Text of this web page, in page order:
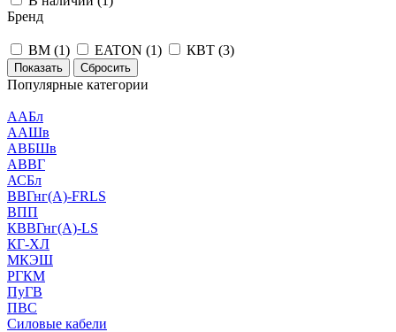
Бренд
BM (1) EATON (1) КВТ (3)
Сбросить
Популярные категории
ААБл
ААШв
АВБШв
АВВГ
АСБл
ВВГнг(А)-FRLS
ВПП
КВВГнг(А)-LS
КГ-ХЛ
МКЭШ
РГКМ
ПуГВ
ПВС
Силовые кабели